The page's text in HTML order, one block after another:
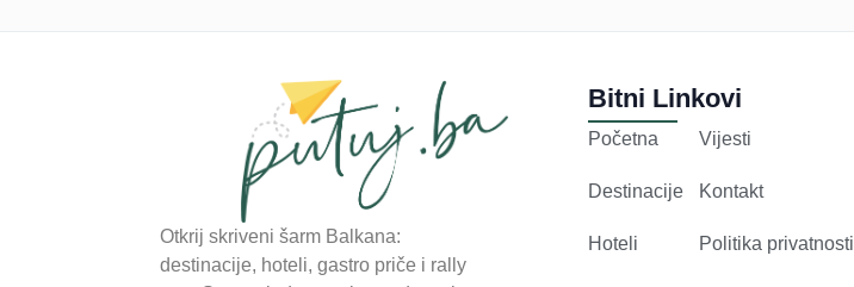
Otkrij skriveni šarm Balkana:
destinacije, hoteli, gastro priče i rally
Bitni Linkovi
Početna
Destinacije
Hoteli
Vijesti
Kontakt
Politika privatnosti